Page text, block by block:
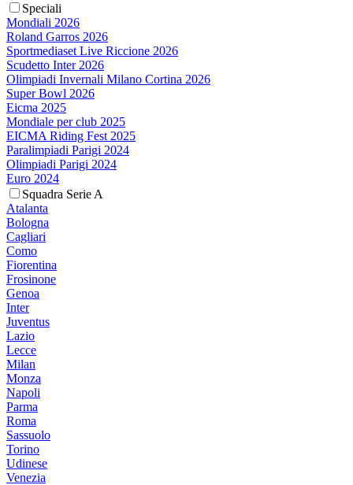
Speciali
Mondiali 2026
Roland Garros 2026
Sportmediaset Live Riccione 2026
Scudetto Inter 2026
Olimpiadi Invernali Milano Cortina 2026
Super Bowl 2026
Eicma 2025
Mondiale per club 2025
EICMA Riding Fest 2025
Paralimpiadi Parigi 2024
Olimpiadi Parigi 2024
Euro 2024
Squadra Serie A
Atalanta
Bologna
Cagliari
Como
Fiorentina
Frosinone
Genoa
Inter
Juventus
Lazio
Lecce
Milan
Monza
Napoli
Parma
Roma
Sassuolo
Torino
Udinese
Venezia